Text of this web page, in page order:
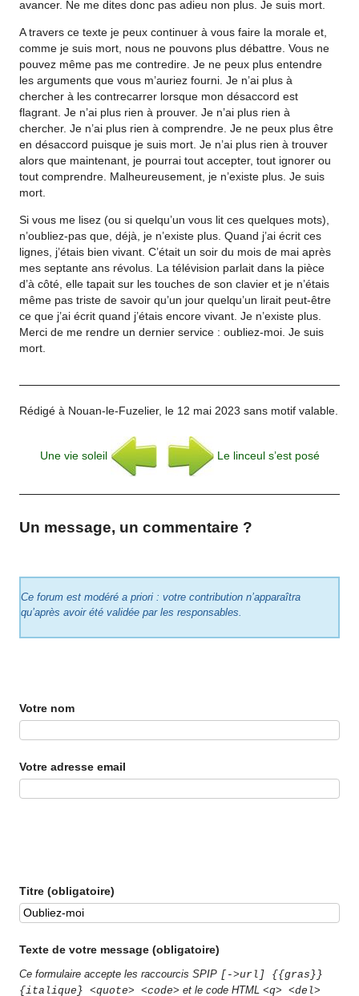
avancer. Ne me dites donc pas adieu non plus. Je suis mort.
A travers ce texte je peux continuer à vous faire la morale et,
comme je suis mort, nous ne pouvons plus débattre. Vous ne
pouvez même pas me contredire. Je ne peux plus entendre
les arguments que vous m’auriez fourni. Je n’ai plus à
chercher à les contrecarrer lorsque mon désaccord est
flagrant. Je n’ai plus rien à prouver. Je n’ai plus rien à
chercher. Je n’ai plus rien à comprendre. Je ne peux plus être
en désaccord puisque je suis mort. Je n’ai plus rien à trouver
alors que maintenant, je pourrai tout accepter, tout ignorer ou
tout comprendre. Malheureusement, je n’existe plus. Je suis
mort.
Si vous me lisez (ou si quelqu’un vous lit ces quelques mots),
n’oubliez-pas que, déjà, je n’existe plus. Quand j’ai écrit ces
lignes, j’étais bien vivant. C’était un soir du mois de mai après
mes septante ans révolus. La télévision parlait dans la pièce
d’à côté, elle tapait sur les touches de son clavier et je n’étais
même pas triste de savoir qu’un jour quelqu’un lirait peut-être
ce que j’ai écrit quand j’étais encore vivant. Je n’existe plus.
Merci de me rendre un dernier service : oubliez-moi. Je suis
mort.
Rédigé à Nouan-le-Fuzelier, le 12 mai 2023 sans motif valable.
Une vie soleil Le linceul s’est posé
Un message, un commentaire ?
Ce forum est modéré a priori : votre contribution n’apparaîtra
qu’après avoir été validée par les responsables.
Votre nom
Votre adresse email
Titre (obligatoire)
Texte de votre message (obligatoire)
Ce formulaire accepte les raccourcis SPIP [->url] {{gras}}
{italique} <quote> <code> et le code HTML<q> <del>